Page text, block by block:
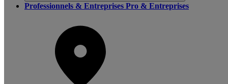
Professionnels & Entreprises Pro & Entreprises